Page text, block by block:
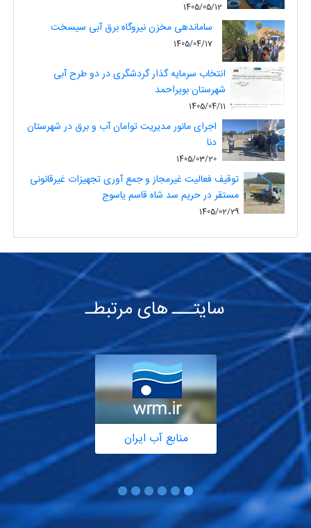
1405/05/12
ساماندهی مخزن نیروگاه برق آبی سیسخت
1405/04/17
انتخاب سرمایه گذار گردشگری در دو طرح آبی
شهرستان بویراحمد
1405/04/11
اجرای مانور مدیریت توامان آب و برق در شهرستان
دنا
1405/03/20
توقیف فعالیت غیرمجاز و جمع آوری تجهیزات غیرقانونی
مستقر در حریم سد شاه قاسم یاسوج
1405/02/29
سایتـــ های مرتبطـ
منابع آب ایران